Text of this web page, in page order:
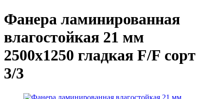
Фанера ламинированная
влагостойкая 21 мм
2500х1250 гладкая F/F сорт
3/3